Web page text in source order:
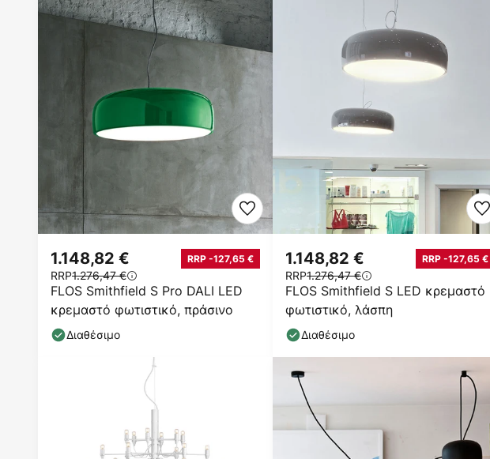
FLOS Smithfield S Pro DALI LED
κρεμαστό φωτιστικό, πράσινο
1.148,82 € RRP -127,65 €
RRP1.276,47 €
Διαθέσιμο
FLOS Smithfield S LED κρεμαστό
φωτιστικό, λάσπη
1.148,82 € RRP -127,65 €
RRP1.276,47 €
Διαθέσιμο